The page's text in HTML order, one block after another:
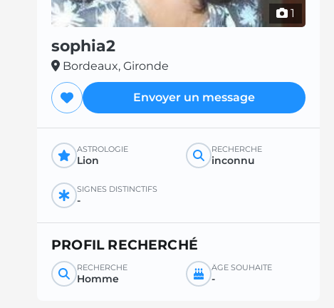
1
sophia2
Bordeaux, Gironde
Envoyer un message
ASTROLOGIE
Lion
RECHERCHE
inconnu
SIGNES DISTINCTIFS
-
PROFIL RECHERCHÉ
RECHERCHE
Homme
ÂGE SOUHAITÉ
-